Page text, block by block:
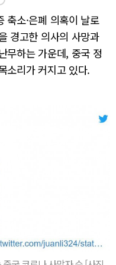
축소·은폐 의혹이 날로
경고한 의사의 사망과
무하는 가운데, 중국 정
소리가 커지고 있다.